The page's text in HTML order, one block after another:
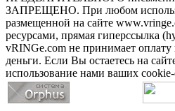
ЗАПРЕЩЕНО. При любом
размещенной на сайте
ресурсами, прямая
vRINGe.com не принимает
деньги. Если Вы остаетесь на
использование нами ваших